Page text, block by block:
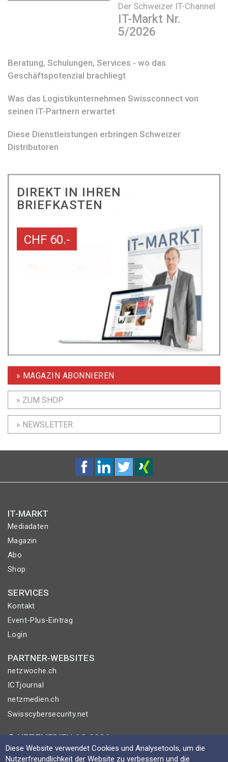
Der Schweizer IT-Channel
IT-Markt Nr.
5/2026
Beratung, Schulungen, Services - wo das
Geschäftspotenzial brachliegt
Was das Logistikunternehmen Swissconnect von
seinen IT-Partnern erwartet
Diese Dienstleistungen erbringen Schweizer
Distributoren
DIREKT IN IHREN
BRIEFKASTEN
CHF 60.-
» MAGAZIN ABONNIEREN
» ZUM SHOP
» NEWSLETTER
IT-MARKT
Mediadaten
Magazin
Abo
Shop
SERVICES
Kontakt
Event-Plus-Eintrag
Login
PARTNER-WEBSITES
netzwoche.ch
ICTjournal
netzmedien.ch
Swisscybersecurity.net
© NETZMEDIEN AG 2026
Impressum
Diese Website verwendet Cookies und Analysetools, um die
Nutzerfreundlichkeit der Website zu verbessern und die